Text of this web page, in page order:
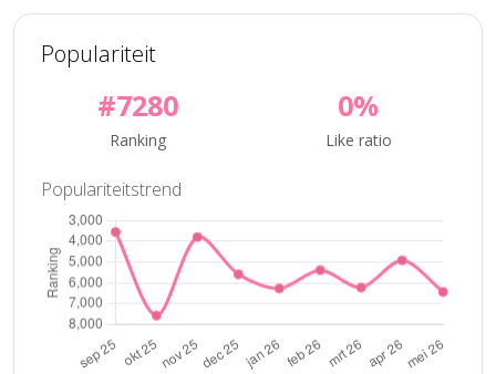
Populariteit
#7280
Ranking
0%
Like ratio
Populariteitstrend